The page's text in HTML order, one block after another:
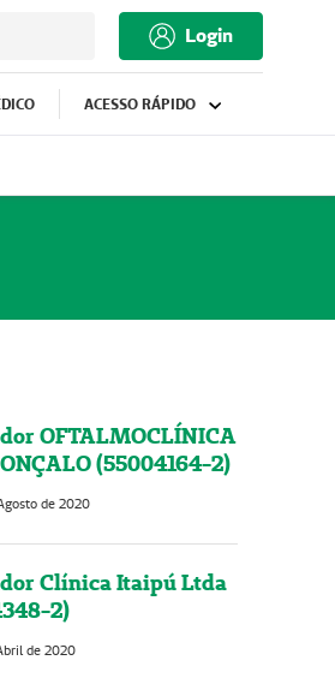
Login
ACESSO RÁPIDO
OFTALMOCLÍNICA
(55004164-2)
de 2020
Clínica Itaipú Ltda
2)
de 2020